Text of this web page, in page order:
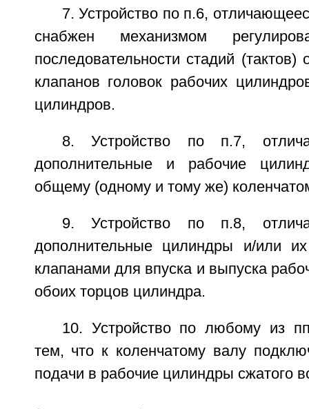
7. Устройство по п.6,
снабжен механизмом
последовательности стадий (тактов)
клапанов головок рабочих
цилиндров.
8. Устройство по п.7,
дополнительные и рабочие
общему (одному и тому же)
9. Устройство по п.8,
дополнительные цилиндры и/или
клапанами для впуска и выпуска
обоих торцов цилиндра.
10. Устройство по любому из
тем, что к коленчатому валу
подачи в рабочие цилиндры сжатого